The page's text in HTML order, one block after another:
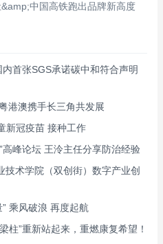
中国高铁跑出品牌新高度
首张SGS承诺碳中和符合声明
港澳携手长三角共发展
新冠疫苗 接种工作
高峰论坛 王泠主任分享防治经验
技术学院（双创街）数字产业创
乘风破浪 再度起航
柱”重新站起来，重燃康复希望！